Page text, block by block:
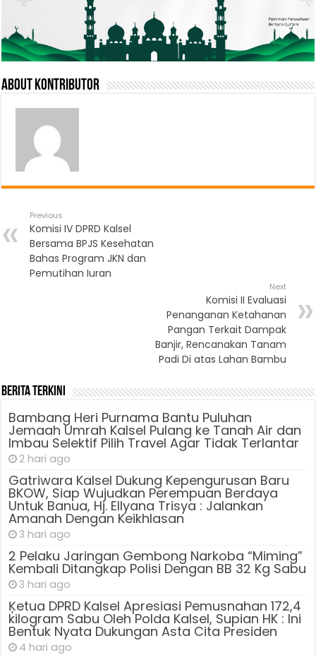
About Kontributor
Previous
Komisi IV DPRD Kalsel
Bersama BPJS Kesehatan
Bahas Program JKN dan
Pemutihan Iuran
Next
Komisi II Evaluasi
Penanganan Ketahanan
Pangan Terkait Dampak
Banjir, Rencanakan Tanam
Padi Di atas Lahan Bambu
Berita Terkini
Bambang Heri Purnama Bantu Puluhan
Jemaah Umrah Kalsel Pulang ke Tanah Air dan
Imbau Selektif Pilih Travel Agar Tidak Terlantar
2 hari ago
Gatriwara Kalsel Dukung Kepengurusan Baru
BKOW, Siap Wujudkan Perempuan Berdaya
Untuk Banua, Hj. Ellyana Trisya : Jalankan
Amanah Dengan Keikhlasan
3 hari ago
2 Pelaku Jaringan Gembong Narkoba “Miming”
Kembali Ditangkap Polisi Dengan BB 32 Kg Sabu
3 hari ago
Ķetua DPRD Kalsel Apresiasi Pemusnahan 172,4
kilogram Sabu Oleh Polda Kalsel, Supian HK : Ini
Bentuk Nyata Dukungan Asta Cita Presiden
4 hari ago